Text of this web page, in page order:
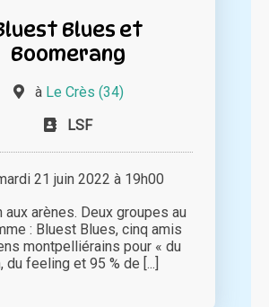
Blues et
Boomerang
à Le Crès (34)
LSF
21 juin 2022 à 19h00
aux arènes. Deux groupes au
: Bluest Blues, cinq amis
montpelliérains pour « du
du feeling et 95 % de [...]